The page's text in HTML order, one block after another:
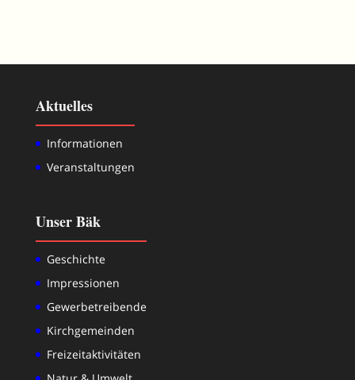
Aktuelles
Informationen
Veranstaltungen
Unser Bäk
Geschichte
Impressionen
Gewerbetreibende
Kirchgemeinden
Freizeitaktivitäten